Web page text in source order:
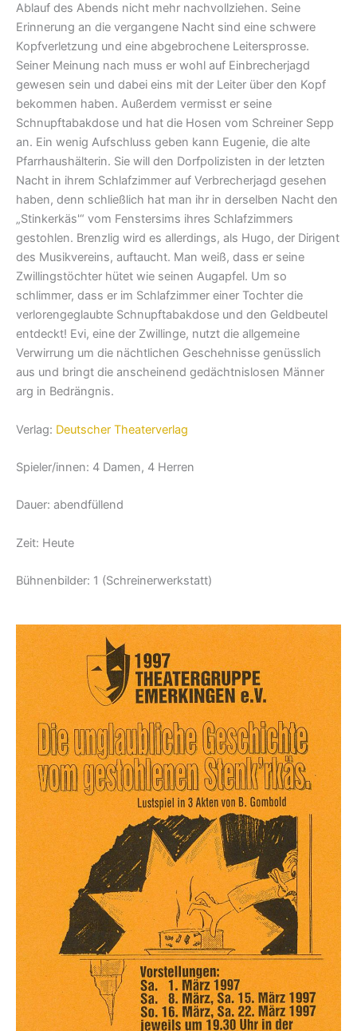
Ablauf des Abends nicht mehr nachvollziehen. Seine
Erinnerung an die vergangene Nacht sind eine schwere
Kopfverletzung und eine abgebrochene Leitersprosse.
Seiner Meinung nach muss er wohl auf Einbrecherjagd
gewesen sein und dabei eins mit der Leiter über den Kopf
bekommen haben. Außerdem vermisst er seine
Schnupftabakdose und hat die Hosen vom Schreiner Sepp
an. Ein wenig Aufschluss geben kann Eugenie, die alte
Pfarrhaushälterin. Sie will den Dorfpolizisten in der letzten
Nacht in ihrem Schlafzimmer auf Verbrecherjagd gesehen
haben, denn schließlich hat man ihr in derselben Nacht den
„Stinkerkäs'“ vom Fenstersims ihres Schlafzimmers
gestohlen. Brenzlig wird es allerdings, als Hugo, der Dirigent
des Musikvereins, auftaucht. Man weiß, dass er seine
Zwillingstöchter hütet wie seinen Augapfel. Um so
schlimmer, dass er im Schlafzimmer einer Tochter die
verlorengeglaubte Schnupftabakdose und den Geldbeutel
entdeckt! Evi, eine der Zwillinge, nutzt die allgemeine
Verwirrung um die nächtlichen Geschehnisse genüsslich
aus und bringt die anscheinend gedächtnislosen Männer
arg in Bedrängnis.
Verlag: Deutscher Theaterverlag
Spieler/innen: 4 Damen, 4 Herren
Dauer: abendfüllend
Zeit: Heute
Bühnenbilder: 1 (Schreinerwerkstatt)